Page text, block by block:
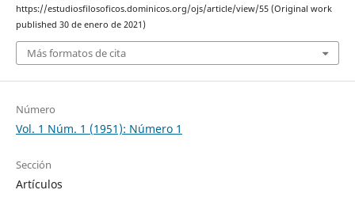
https://estudiosfilosoficos.dominicos.org/ojs/article/view/55 (Original work
published 30 de enero de 2021)
Más formatos de cita
Número
Vol. 1 Núm. 1 (1951): Número 1
Sección
Artículos